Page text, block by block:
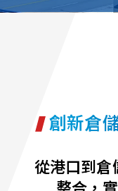
創新倉
從港口到